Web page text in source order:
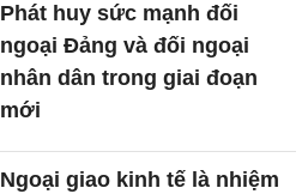
Phát huy sức mạnh đối
ngoại Đảng và đối ngoại
nhân dân trong giai đoạn
mới
Ngoại giao kinh tế là nhiệm